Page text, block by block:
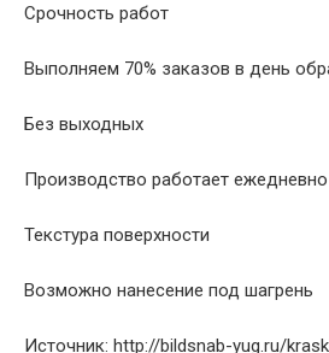
Срочность работ
Выполняем 70% заказов в день
Без выходных
Производство работает
Текстура поверхности
Возможно нанесение под шагрень
Источник: http://bildsnab-yug.ru/